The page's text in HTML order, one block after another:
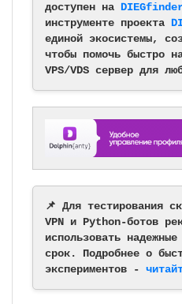
доступен на
инструменте проекта
единой экосистемы,
чтобы помочь быстро
VPS/VDS сервер для
📌 Для тестирования
VPN и Python-ботов
использовать
срок. Подробнее о
экспериментов -